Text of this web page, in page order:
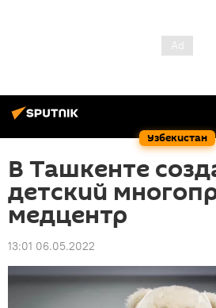
Узбекистан
В Ташкенте
детский
медцентр
13:01 06.05.2022